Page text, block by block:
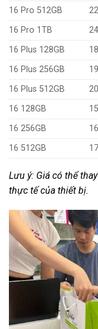
16 Pro 512GB
16 Pro 1TB
16 Plus 128GB
16 Plus 256GB
16 Plus 512GB
16 128GB
16 256GB
16 512GB
Lưu ý: Giá có thể
thực tế của thiết bị.